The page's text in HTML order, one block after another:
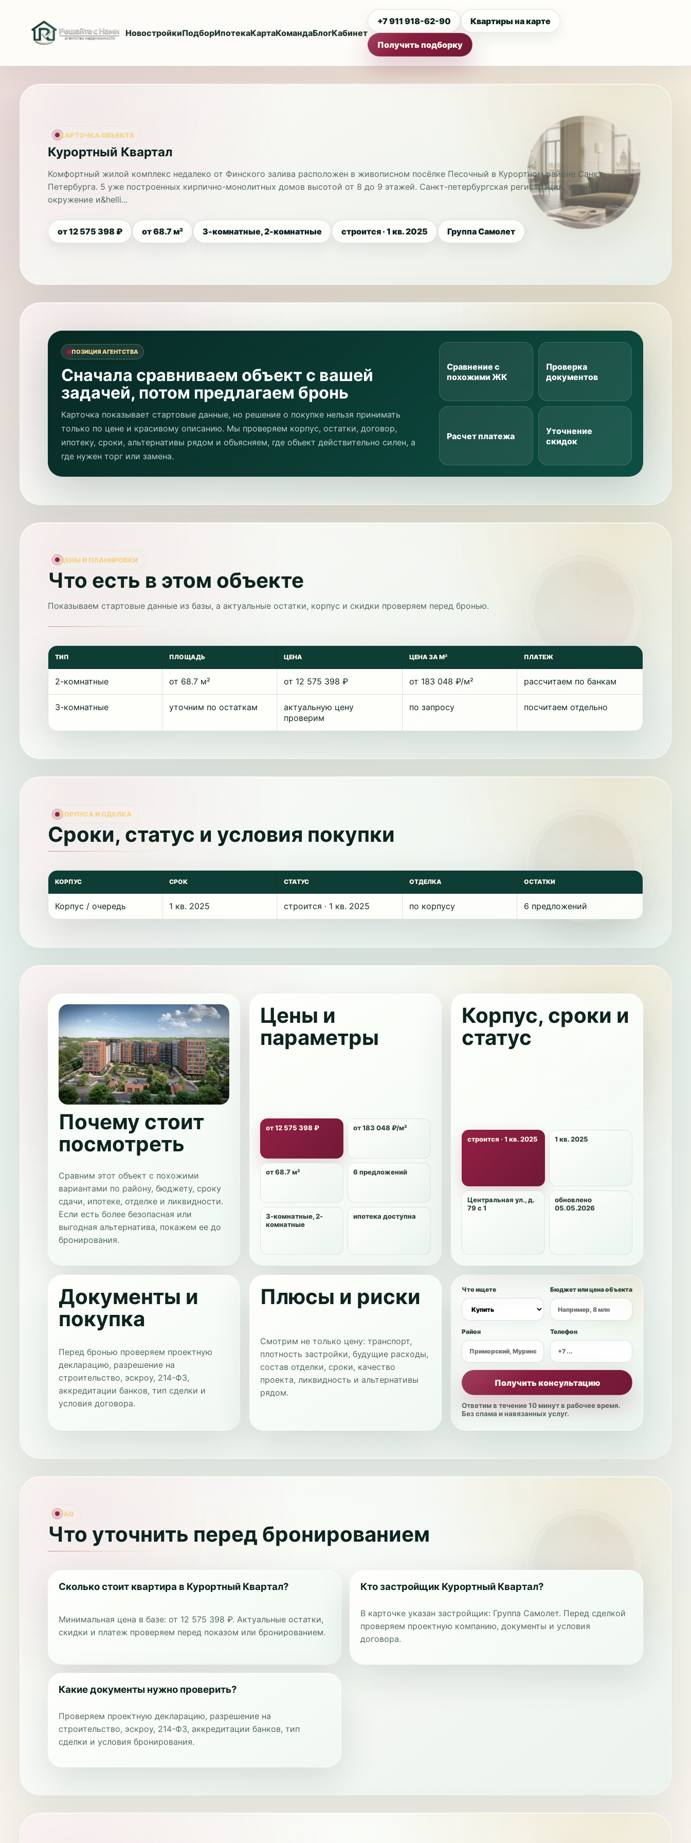
НовостройкиПодборИпотекаКартаКомандаБлогКабинет
+7 911 918-62-90 Квартиры на карте
Получить подборку
КАРТОЧКА ОБЪЕКТА
Курортный Квартал
Комфортный жилой комплекс недалеко от Финского залива расположен в живописном посёлке Песочный в Курортном районе Санкт-
Петербурга. 5 уже построенных кирпично-монолитных домов высотой от 8 до 9 этажей. Санкт-петербургская регистрация, зелёное
окружение и&helli...
от 12 575 398 ₽ от 68.7 м² 3-комнатные, 2-комнатные строится · 1 кв. 2025 Группа Самолет
ПОЗИЦИЯ АГЕНТСТВА
Сначала сравниваем объект с вашей
задачей, потом предлагаем бронь
Карточка показывает стартовые данные, но решение о покупке нельзя принимать
только по цене и красивому описанию. Мы проверяем корпус, остатки, договор,
ипотеку, сроки, альтернативы рядом и объясняем, где объект действительно силен, а
где нужен торг или замена.
Сравнение с
похожими ЖК
Проверка
документов
Расчет платежа
Уточнение
скидок
ЦЕНЫ И ПЛАНИРОВКИ
Что есть в этом объекте
Показываем стартовые данные из базы, а актуальные остатки, корпус и скидки проверяем перед бронью.
ТИП ПЛОЩАДЬ ЦЕНА ЦЕНА ЗА М² ПЛАТЕЖ
2-комнатные от 68.7 м² от 12 575 398 ₽ от 183 048 ₽/м² рассчитаем по банкам
3-комнатные уточним по остаткам
актуальную цену
проверим
по запросу посчитаем отдельно
КОРПУСА И СДЕЛКА
Сроки, статус и условия покупки
КОРПУС СРОК СТАТУС ОТДЕЛКА ОСТАТКИ
Корпус / очередь 1 кв. 2025 строится · 1 кв. 2025 по корпусу 6 предложений
Почему стоит
посмотреть
Сравним этот объект с похожими
вариантами по району, бюджету, сроку
сдачи, ипотеке, отделке и ликвидности.
Если есть более безопасная или
выгодная альтернатива, покажем ее до
бронирования.
Цены и
параметры
от 12 575 398 ₽ от 183 048 ₽/м²
от 68.7 м² 6 предложений
3-комнатные, 2-
комнатные
ипотека доступна
Корпус, сроки и
статус
строится · 1 кв. 2025 1 кв. 2025
Центральная ул., д.
79 с 1
обновлено
05.05.2026
Документы и
покупка
Перед бронью проверяем проектную
декларацию, разрешение на
строительство, эскроу, 214-ФЗ,
аккредитации банков, тип сделки и
условия договора.
Плюсы и риски
Смотрим не только цену: транспорт,
плотность застройки, будущие расходы,
состав отделки, сроки, качество
проекта, ликвидность и альтернативы
рядом.
Что ищете Бюджет или цена объекта
Район Телефон
Получить консультацию
Ответим в течение 10 минут в рабочее время.
Без спама и навязанных услуг.
FAQ
Что уточнить перед бронированием
Сколько стоит квартира в Курортный Квартал?
Минимальная цена в базе: от 12 575 398 ₽. Актуальные остатки,
скидки и платеж проверяем перед показом или бронированием.
Кто застройщик Курортный Квартал?
В карточке указан застройщик: Группа Самолет. Перед сделкой
проверяем проектную компанию, документы и условия
договора.
Какие документы нужно проверить?
Проверяем проектную декларацию, разрешение на
строительство, эскроу, 214-ФЗ, аккредитации банков, тип
сделки и условия бронирования.